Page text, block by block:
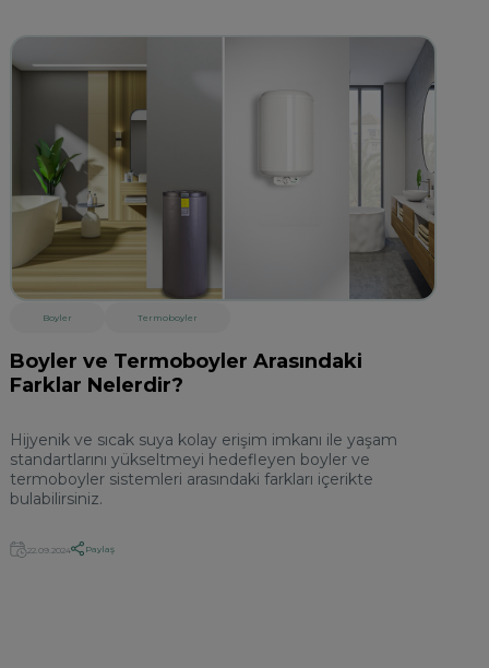
Boyler Termoboyler
Boyler ve Termoboyler Arasındaki
Farklar Nelerdir?
Hijyenik ve sıcak suya kolay erişim imkanı ile yaşam
standartlarını yükseltmeyi hedefleyen boyler ve
termoboyler sistemleri arasındaki farkları içerikte
bulabilirsiniz.
22.09.2024 Paylaş